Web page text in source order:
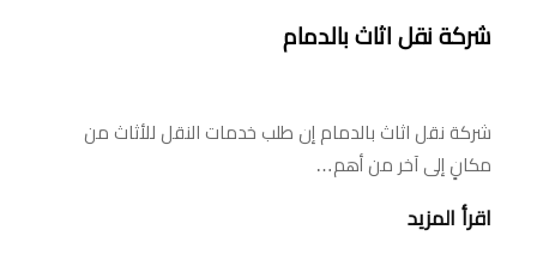
شركة نقل اثاث بالدمام
شركة نقل اثاث بالدمام إن طلب خدمات النقل للأثاث من
مكانٍ إلى آخر من أهم…
اقرأ المزيد